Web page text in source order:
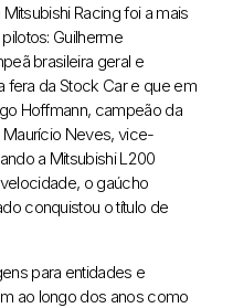
Racing foi a mais
Guilherme
brasileira geral e
fera da Stock Car e que em
Hoffmann, campeão da
Neves, vice-
a Mitsubishi L200
o gaúcho
conquistou o título de
para entidades e
ao longo dos anos como